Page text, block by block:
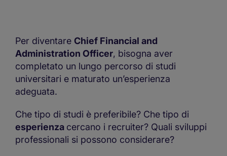
Per diventare Chief Financial and
Administration Officer, bisogna aver
completato un lungo percorso di studi
universitari e maturato un’esperienza
adeguata.
Che tipo di studi è preferibile? Che tipo di
esperienza cercano i recruiter? Quali sviluppi
professionali si possono considerare?